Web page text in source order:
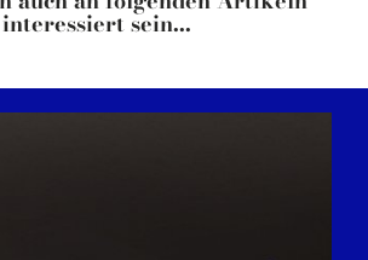
interessiert sein...